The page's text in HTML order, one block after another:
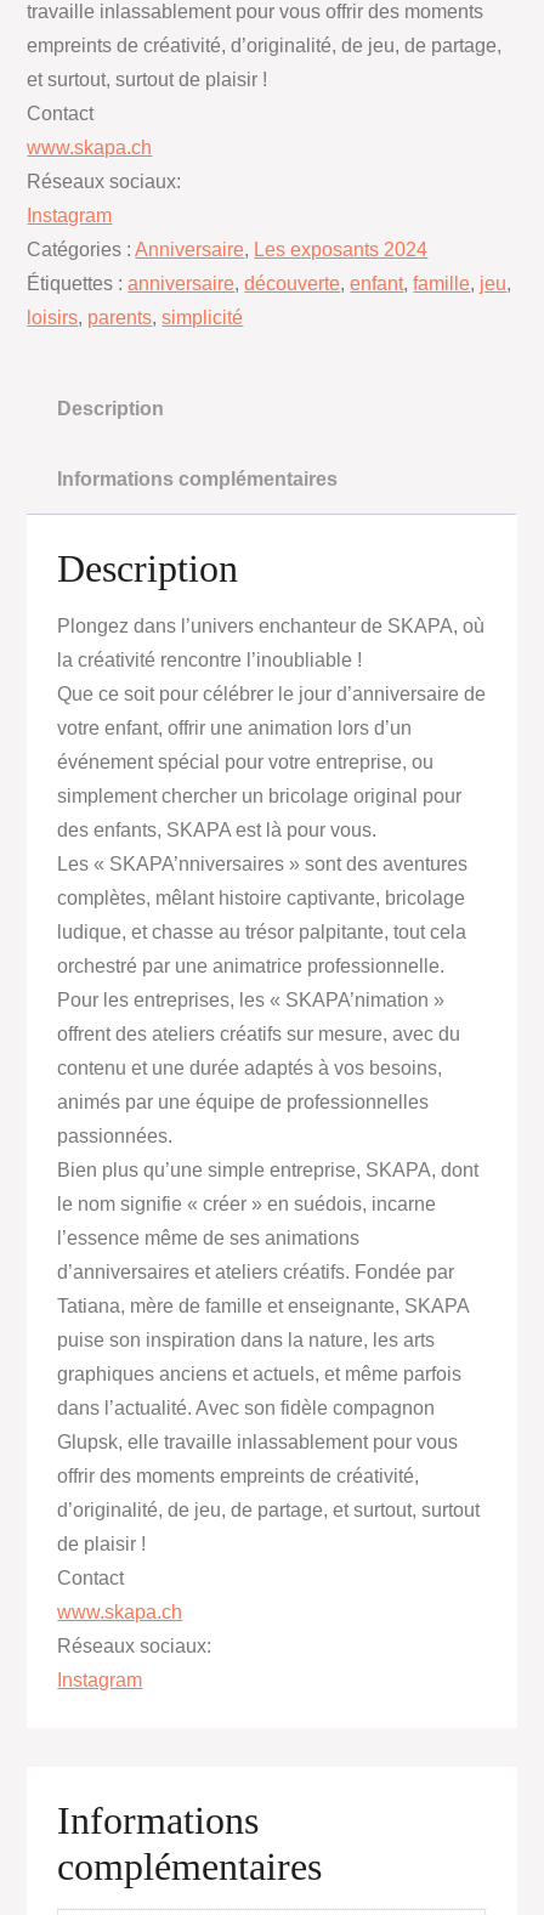
travaille inlassablement pour vous offrir des moments
empreints de créativité, d’originalité, de jeu, de partage,
et surtout, surtout de plaisir !
Contact
www.skapa.ch
Réseaux sociaux:
Instagram
Catégories :Anniversaire, Les exposants 2024
Étiquettes :anniversaire,découverte,enfant,famille, jeu,
loisirs, parents,simplicité
Description
Informations complémentaires
Description
Plongez dans l’univers enchanteur de SKAPA, où
la créativité rencontre l’inoubliable !
Que ce soit pour célébrer le jour d’anniversaire de
votre enfant, offrir une animation lors d’un
événement spécial pour votre entreprise, ou
simplement chercher un bricolage original pour
des enfants, SKAPA est là pour vous.
Les « SKAPA’nniversaires » sont des aventures
complètes, mêlant histoire captivante, bricolage
ludique, et chasse au trésor palpitante, tout cela
orchestré par une animatrice professionnelle.
Pour les entreprises, les « SKAPA’nimation »
offrent des ateliers créatifs sur mesure, avec du
contenu et une durée adaptés à vos besoins,
animés par une équipe de professionnelles
passionnées.
Bien plus qu’une simple entreprise, SKAPA, dont
le nom signifie « créer » en suédois, incarne
l’essence même de ses animations
d’anniversaires et ateliers créatifs. Fondée par
Tatiana, mère de famille et enseignante, SKAPA
puise son inspiration dans la nature, les arts
graphiques anciens et actuels, et même parfois
dans l’actualité. Avec son fidèle compagnon
Glupsk, elle travaille inlassablement pour vous
offrir des moments empreints de créativité,
d’originalité, de jeu, de partage, et surtout, surtout
de plaisir !
Contact
www.skapa.ch
Réseaux sociaux:
Instagram
Informations
complémentaires